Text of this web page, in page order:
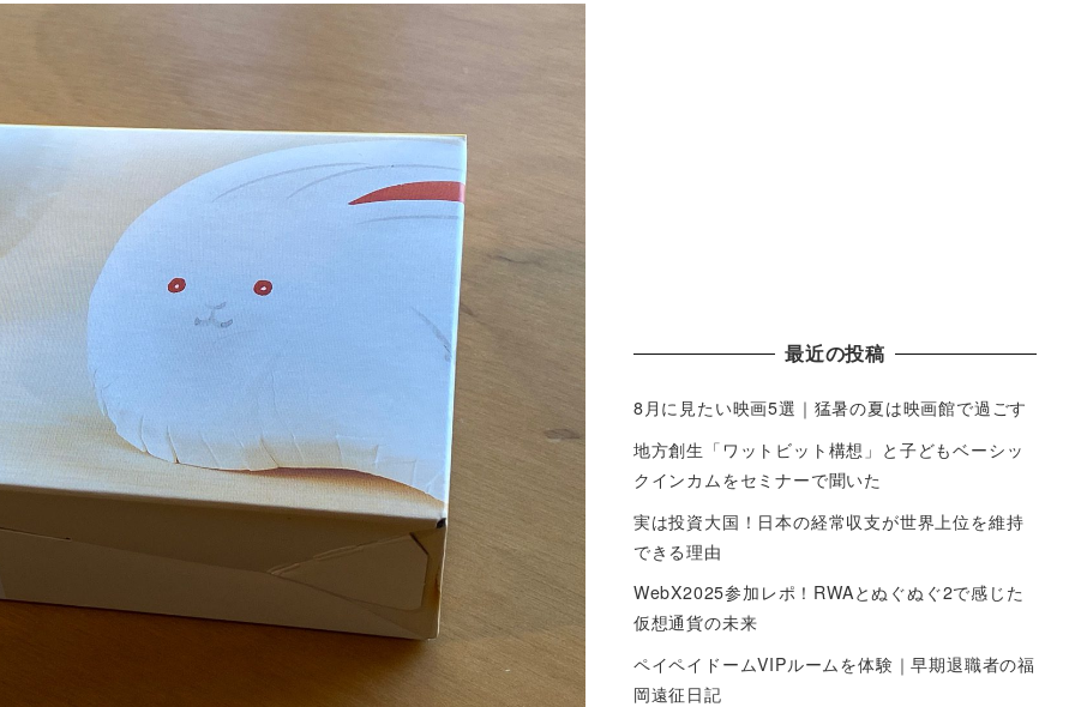
最近の投稿
8月に見たい映画5選｜猛暑の夏は映画館で過ごす
地方創生「ワットビット構想」と子どもベーシッ
クインカムをセミナーで聞いた
実は投資大国！日本の経常収支が世界上位を維持
できる理由
WebX2025参加レポ！RWAとぬぐぬぐ2で感じた
仮想通貨の未来
ペイペイドームVIPルームを体験｜早期退職者の福
岡遠征日記